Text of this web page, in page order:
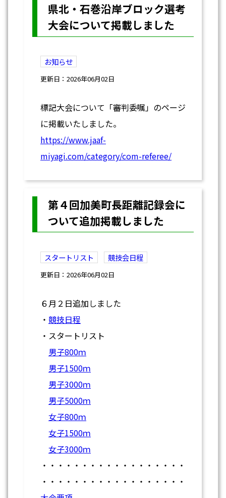
県北・石巻沿岸ブロック選考
大会について掲載しました
お知らせ
更新日：2026年06月02日
標記大会について「審判委嘱」のページ
に掲載いたしました。
https://www.jaaf-
miyagi.com/category/com-referee/
第４回加美町長距離記録会に
ついて追加掲載しました
スタートリスト 競技会日程
更新日：2026年06月02日
６月２日追加しました
・ 競技日程
・スタートリスト
男子800ｍ
男子1500ｍ
男子3000ｍ
男子5000ｍ
女子800ｍ
女子1500ｍ
女子3000ｍ
・・・・・・・・・・・・・・・・・・
・・・・・・・・・・・・・・・・・・